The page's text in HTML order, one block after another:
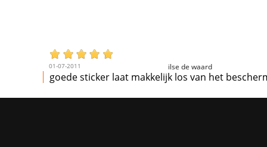
01-07-2011 ilse de waard
goede sticker laat makkelijk los van het